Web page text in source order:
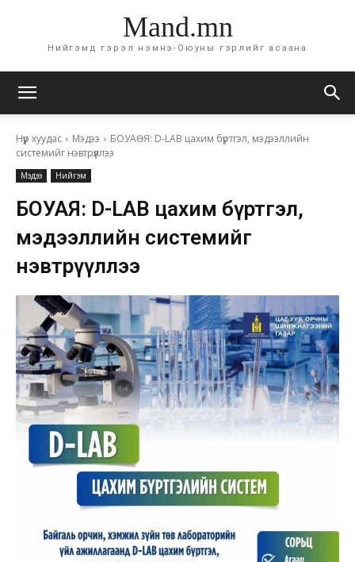
Mand.mn
Нийгэмд гэрэл нэмнэ-Оюуны гэрлийг асаана
Нүүр хуудас Мэдээ
БОУАӨЯ: D-LAB цахим бүртгэл, мэдээллийн
системийг нэвтрүүллээ
Мэдээ Нийгэм
БОУАӨЯ: D-LAB цахим бүртгэл,
мэдээллийн системийг
нэвтрүүллээ